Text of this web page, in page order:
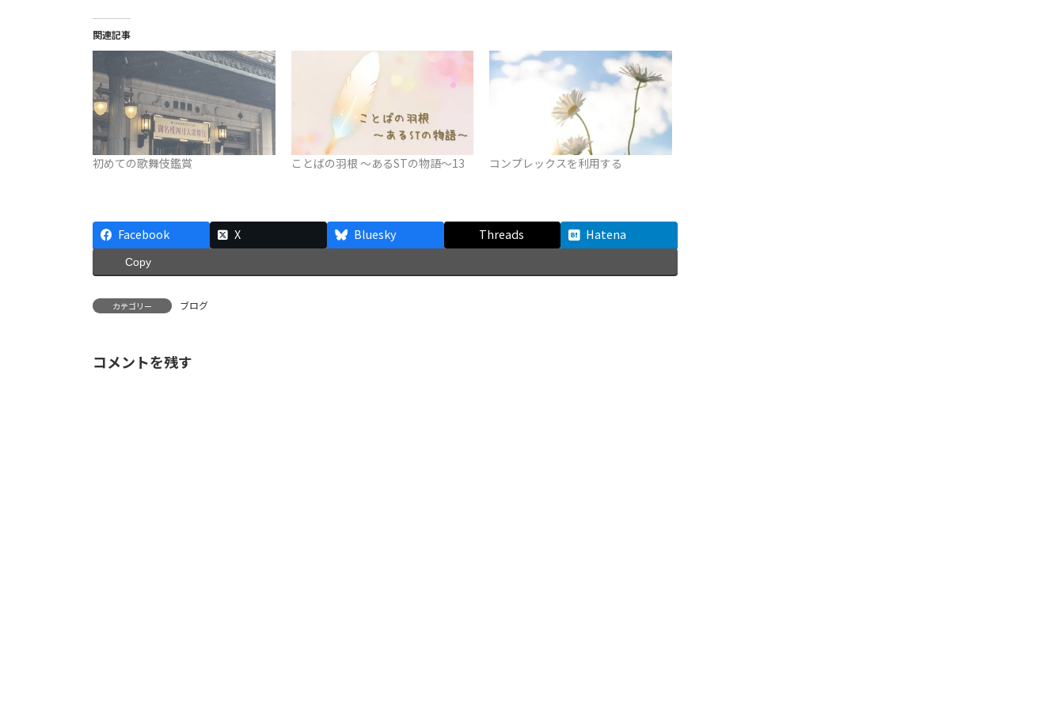
関連記事
初めての歌舞伎鑑賞 ことばの羽根 ～あるSTの物語～13 コンプレックスを利用する
Facebook X Bluesky Threads Hatena
Copy
カテゴリー ブログ
コメントを残す